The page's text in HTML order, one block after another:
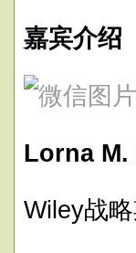
嘉宾介绍
Lorna M.
Wiley战